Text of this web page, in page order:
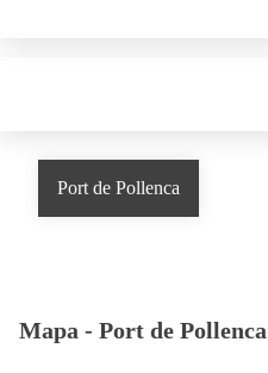
Port de Pollenca
Mapa - Port de Pollenca